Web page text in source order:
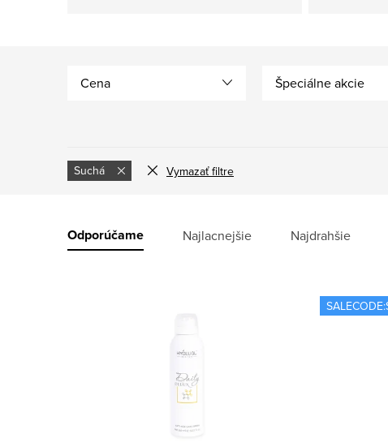
Cena Špeciálne akcie
Suchá Vymazať filtre
ý
R
Odporúčame Najlacnejšie Najdrahšie